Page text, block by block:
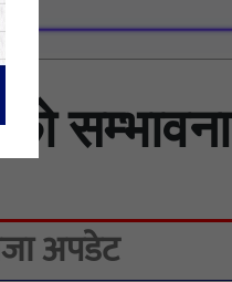
सम्भावना
अपडेट